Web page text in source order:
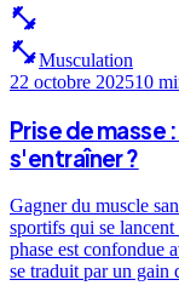
fitness_center
fitness_centerMusculation
22 octobre 202510
Prise de masse
s'entraîner ?
Gagner du muscle
sportifs qui se lancent
phase est confondue
se traduit par un gain